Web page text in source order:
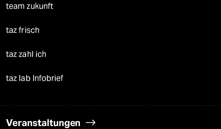
team zukunft
taz frisch
taz zahl ich
taz lab Infobrief
Veranstaltungen